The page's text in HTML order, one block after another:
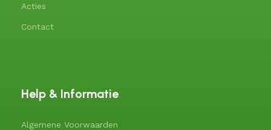
Acties
Contact
Help & Informatie
Algemene Voorwaarden